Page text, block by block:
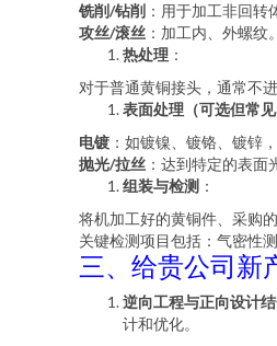
铣削/钻削 ：用于加工非回转
攻丝/滚丝 ：加工内、外螺纹。
热处理 ：
对于普通黄铜接头，通常不
表面处理（可选但常见
电镀 ：如镀镍、镀铬、镀锌
抛光/拉丝 ：达到特定的表面
组装与检测 ：
将机加工好的黄铜件、采购
关键检测项目包括：气密性
三、给贵公司新
逆向工程与正向设计
计和优化。